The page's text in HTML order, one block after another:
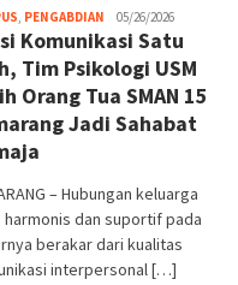
, PENGABDIAN Melani
05/26/2026
Komunikasi Satu
Tim Psikologi USM
Orang Tua SMAN 15
Jadi Sahabat
– Hubungan keluarga
harmonis dan suportif pada
berakar dari kualitas
interpersonal […]